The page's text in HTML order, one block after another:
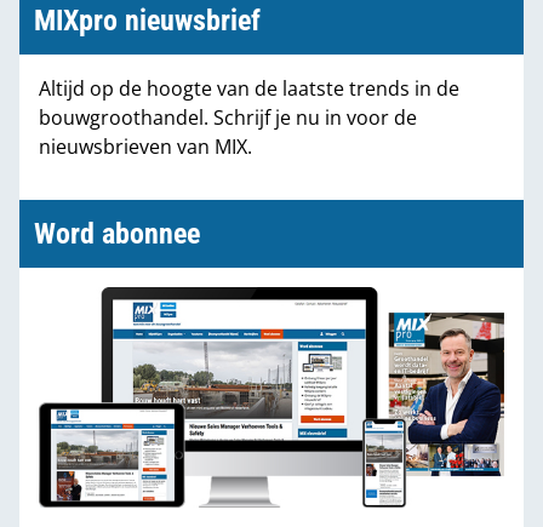
Marktcijfers
Partners
MIXpro nieuwsbrief
Altijd op de hoogte van de laatste trends in de
bouwgroothandel. Schrijf je nu in voor de
nieuwsbrieven van MIX.
Word abonnee